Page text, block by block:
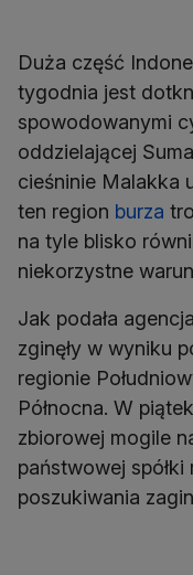
Duża część
tygodnia jest
spowodowanymi
oddzielającej
cieśninie Malakka
ten region burza
na tyle blisko
niekorzystne
Jak podała
zginęły w wyniku
regionie
Północna. W
zbiorowej mogile
państwowej
poszukiwania